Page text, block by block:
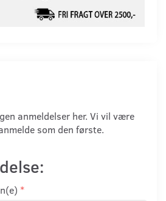
anmeldelser her. Vi vil være
som den første.